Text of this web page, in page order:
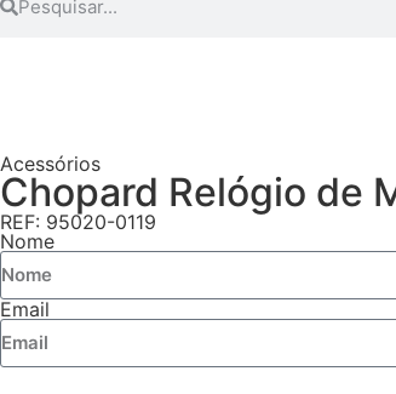
Acessórios
Chopard Relógio de
REF: 95020-0119
Nome
Email